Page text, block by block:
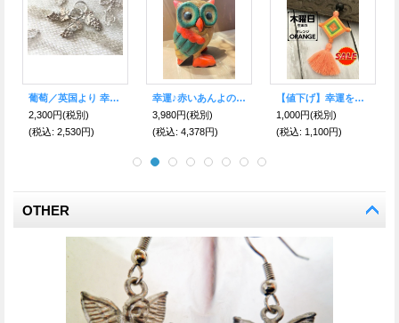
葡萄／英国より 幸運のシルバーチャーム
2,300円(税別)
(税込: 2,530円)
幸運♪赤いあんよの木彫りふくろう
3,980円(税別)
(税込: 4,378円)
【値下げ】幸運を受け留めるタイのお守りトゥン★誕生曜日カラーで選ぶ！木曜日－オレンジ
1,000円(税別)
(税込: 1,100円)
OTHER